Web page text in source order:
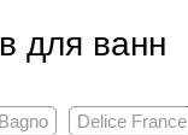
для ванн
Delice France